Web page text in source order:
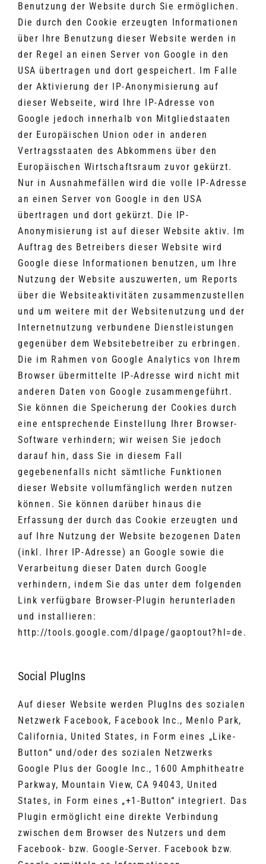
Benutzung der Website durch Sie ermöglichen.
Die durch den Cookie erzeugten Informationen
über Ihre Benutzung dieser Website werden in
der Regel an einen Server von Google in den
USA übertragen und dort gespeichert. Im Falle
der Aktivierung der IP-Anonymisierung auf
dieser Webseite, wird Ihre IP-Adresse von
Google jedoch innerhalb von Mitgliedstaaten
der Europäischen Union oder in anderen
Vertragsstaaten des Abkommens über den
Europäischen Wirtschaftsraum zuvor gekürzt.
Nur in Ausnahmefällen wird die volle IP-Adresse
an einen Server von Google in den USA
übertragen und dort gekürzt. Die IP-
Anonymisierung ist auf dieser Website aktiv. Im
Auftrag des Betreibers dieser Website wird
Google diese Informationen benutzen, um Ihre
Nutzung der Website auszuwerten, um Reports
über die Websiteaktivitäten zusammenzustellen
und um weitere mit der Websitenutzung und der
Internetnutzung verbundene Dienstleistungen
gegenüber dem Websitebetreiber zu erbringen.
Die im Rahmen von Google Analytics von Ihrem
Browser übermittelte IP-Adresse wird nicht mit
anderen Daten von Google zusammengeführt.
Sie können die Speicherung der Cookies durch
eine entsprechende Einstellung Ihrer Browser-
Software verhindern; wir weisen Sie jedoch
darauf hin, dass Sie in diesem Fall
gegebenenfalls nicht sämtliche Funktionen
dieser Website vollumfänglich werden nutzen
können. Sie können darüber hinaus die
Erfassung der durch das Cookie erzeugten und
auf Ihre Nutzung der Website bezogenen Daten
(inkl. Ihrer IP-Adresse) an Google sowie die
Verarbeitung dieser Daten durch Google
verhindern, indem Sie das unter dem folgenden
Link verfügbare Browser-Plugin herunterladen
und installieren:
http://tools.google.com/dlpage/gaoptout?hl=de.
Social PlugIns
Auf dieser Website werden PlugIns des sozialen
Netzwerk Facebook, Facebook Inc., Menlo Park,
California, United States, in Form eines „Like-
Button“ und/oder des sozialen Netzwerks
Google Plus der Google Inc., 1600 Amphitheatre
Parkway, Mountain View, CA 94043, United
States, in Form eines „+1-Button“ integriert. Das
Plugin ermöglicht eine direkte Verbindung
zwischen dem Browser des Nutzers und dem
Facebook- bzw. Google-Server. Facebook bzw.